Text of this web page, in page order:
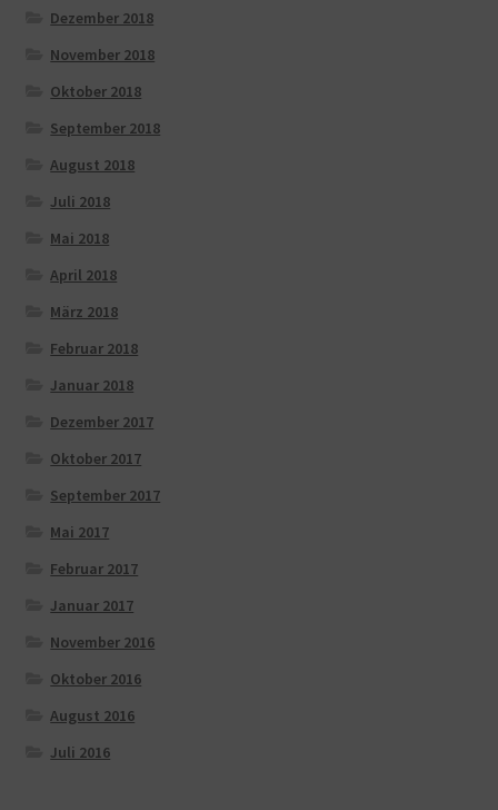
Dezember 2018
November 2018
Oktober 2018
September 2018
August 2018
Juli 2018
Mai 2018
April 2018
März 2018
Februar 2018
Januar 2018
Dezember 2017
Oktober 2017
September 2017
Mai 2017
Februar 2017
Januar 2017
November 2016
Oktober 2016
August 2016
Juli 2016